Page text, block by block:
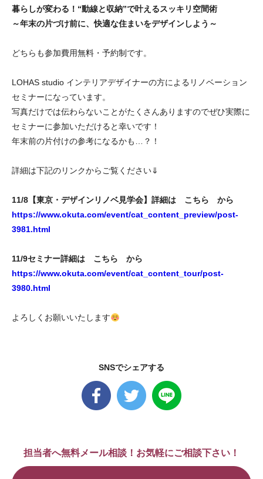
暮らしが変わる！“動線と収納”で叶えるスッキリ空間術
～年末の片づけ前に、快適な住まいをデザインしよう～
どちらも参加費用無料・予約制です。
LOHAS studio インテリアデザイナーの方によるリノベーション
セミナーになっています。
写真だけでは伝わらないことがたくさんありますのでぜひ実際に
セミナーに参加いただけると幸いです！
年末前の片付けの参考になるかも…？！
詳細は下記のリンクからご覧ください⇓
11/8【東京・デザインリノベ見学会】詳細は こちら から
https://www.okuta.com/event/cat_content_preview/post-
3981.html
11/9セミナー詳細は こちら から
https://www.okuta.com/event/cat_content_tour/post-
3980.html
よろしくお願いいたします
SNSでシェアする
担当者へ無料メール相談！お気軽にご相談下さい！